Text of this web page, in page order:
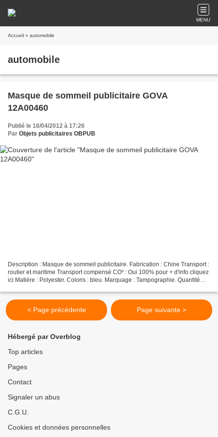
MENU
Accueil » automobile
automobile
Masque de sommeil publicitaire GOVA
12A00460
Publié le 18/04/2012 à 17:26
Par Objets publicitaires OBPUB
Description : Masque de sommeil publicitaire. Fabrication : Chine Transport :
routier et maritime Transport compensé CO² : Oui 100% pour + d'info cliquez
ici Matière : Polyester. Coloris : bleu. Marquage : Tampographie. Quantité
< Page précédente Page suivante >
Hébergé par Overblog
Top articles
Pages
Contact
Signaler un abus
C.G.U.
Cookies et données personnelles